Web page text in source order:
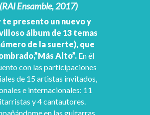
(RAI Ensamble, 2017)
te presento un nuevo y
álbum de 13 temas
de la suerte), que
Alto”.En él
con las participaciones
de 15 artistas invitados,
e internacionales: 11
y 4 cantautores.
en las guitarras